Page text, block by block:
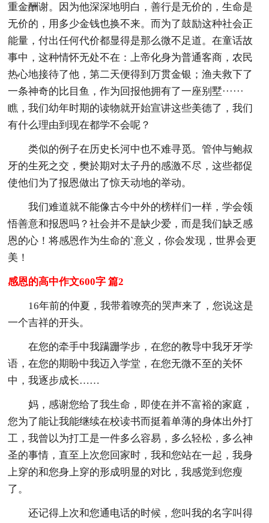
重金酬谢。因为他深深地明白，善行是无价的，生命是
无价的，用多少金钱也换不来。而为了鼓励这种社会正
能量，付出任何代价都显得是那么微不足道。在童话故
事中，这种情怀无处不在：上帝化身为普通客商，农民
热心地接待了他，第二天便得到万贯金银；渔夫救下了
一条神奇的比目鱼，作为回报他拥有了一座别墅······
瞧，我们幼年时期的读物就开始宣讲这些美德了，我们
有什么理由到现在都学不会呢？
类似的例子在历史长河中也不难寻觅。管仲与鲍叔
牙的生死之交，樊於期对太子丹的感激不尽，这些都促
使他们为了报恩做出了惊天动地的举动。
我们难道就不能像古今中外的榜样们一样，学会领
悟善意和报恩吗？社会并不是缺少爱，而是我们缺乏感
恩的心！将感恩作为生命的`意义，你会发现，世界会更
美！
感恩的高中作文600字 篇2
16年前的仲夏，我带着嘹亮的哭声来了，您说这是
一个吉祥的开头。
在您的牵手中我蹒跚学步，在您的教导中我牙牙学
语，在您的期盼中我迈入学堂，在您无微不至的关怀
中，我逐步成长……
妈，感谢您给了我生命，即使在并不富裕的家庭，
您为了能让我能继续在校读书而挺着单薄的身体出外打
工，我曾以为打工是一件多么容易，多么轻松，多么神
圣的事情，直至上次您回家时，我和您站在一起，我身
上穿的和您身上穿的形成明显的对比，我感觉到您瘦
了。
还记得上次和您通电话的时候，您叫我的名字叫得